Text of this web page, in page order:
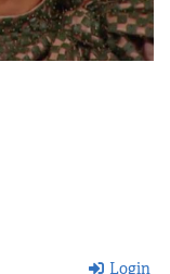
Login